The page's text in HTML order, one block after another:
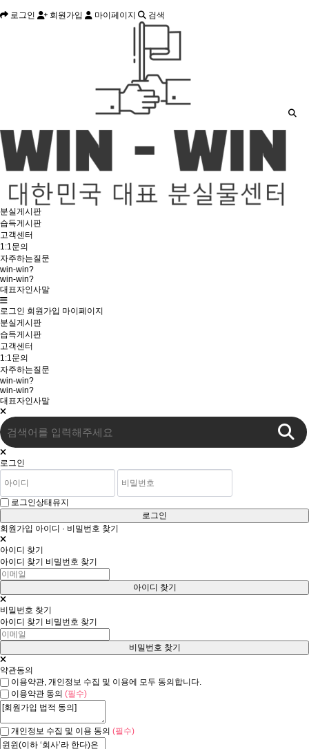
로그인 회원가입 마이페이지 검색
분실게시판
습득게시판
고객센터
1:1문의
자주하는질문
win-win?
win-win?
대표자인사말
로그인 회원가입 마이페이지
분실게시판
습득게시판
고객센터
1:1문의
자주하는질문
win-win?
win-win?
대표자인사말
로그인
로그인상태유지
로그인
회원가입 아이디 · 비밀번호 찾기
아이디 찾기
아이디 찾기
비밀번호 찾기
비밀번호 찾기
아이디 찾기
비밀번호 찾기
약관동의
이용약관, 개인정보 수집 및 이용에 모두 동의합니다.
이용약관 동의 (필수)
개인정보 수집 및 이용 동의 (필수)